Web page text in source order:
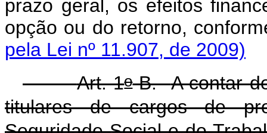
prazo geral, os efeitos
opção ou do
pela Lei nº 11.907, de 2009)
Art. 1o-B.A contar
titulares de cargos de